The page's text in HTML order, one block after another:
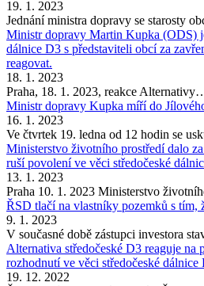
19. 1. 2023
Jednání ministra dopravy se starosty
Ministr dopravy Martin Kupka (ODS)
dálnice D3 s představiteli obcí za
reagovat.
18. 1. 2023
Praha, 18. 1. 2023, reakce
Ministr dopravy Kupka míří do
16. 1. 2023
Ve čtvrtek 19. ledna od 12 hodin se
Ministerstvo životního prostředí dalo
ruší povolení ve věci středočeské
13. 1. 2023
Praha 10. 1. 2023 Ministerstvo
ŘSD tlačí na vlastníky pozemků s tím,
9. 1. 2023
V současné době zástupci investora
Alternativa středočeské D3 reaguje na
rozhodnutí ve věci středočeské dálnice
19. 12. 2022